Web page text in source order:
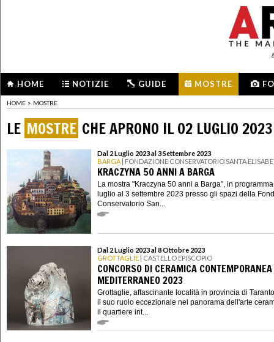
HOME NOTIZIE GUIDE MOSTRE
HOME > MOSTRE
LE MOSTRE CHE APRONO IL 02 LUGLIO 2023
Dal 2 Luglio 2023 al 3 Settembre 2023
BARGA | FONDAZIONE CONSERVATORIO SANTA
KRACZYNA 50 ANNI A BARGA
La mostra "Kraczyna 50 anni a Barga", in
luglio al 3 settembre 2023 presso gli spazi della
Conservatorio San...
Dal 2 Luglio 2023 al 8 Ottobre 2023
GROTTAGLIE | CASTELLO EPISCOPIO
CONCORSO DI CERAMICA CONTEMPORANEA
MEDITERRANEO 2023
Grottaglie, affascinante località in provincia di
il suo ruolo eccezionale nel panorama dell'arte
il quartiere int...